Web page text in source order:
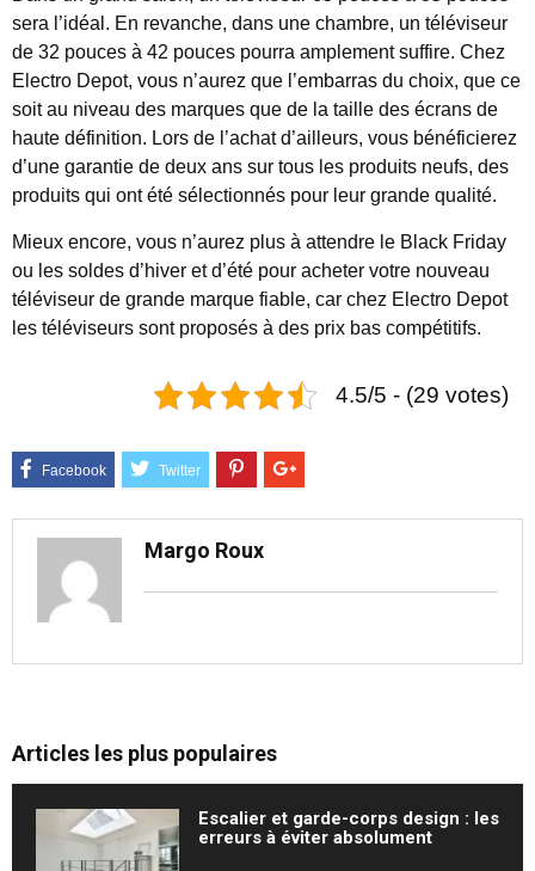
sera l’idéal. En revanche, dans une chambre, un téléviseur
de 32 pouces à 42 pouces pourra amplement suffire. Chez
Electro Depot, vous n’aurez que l’embarras du choix, que ce
soit au niveau des marques que de la taille des écrans de
haute définition. Lors de l’achat d’ailleurs, vous bénéficierez
d’une garantie de deux ans sur tous les produits neufs, des
produits qui ont été sélectionnés pour leur grande qualité.
Mieux encore, vous n’aurez plus à attendre le Black Friday
ou les soldes d’hiver et d’été pour acheter votre nouveau
téléviseur de grande marque fiable, car chez Electro Depot
les téléviseurs sont proposés à des prix bas compétitifs.
4.5/5 - (29 votes)
Margo Roux
Articles les plus populaires
Escalier et garde-corps design : les
erreurs à éviter absolument